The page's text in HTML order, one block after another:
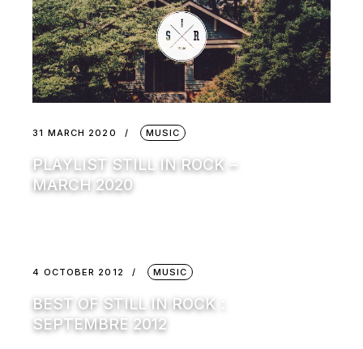
31 MARCH 2020 MUSIC
PLAYLIST STILL IN ROCK –
MARCH 2020
4 OCTOBER 2012 MUSIC
BEST OF STILL IN ROCK :
SEPTEMBRE 2012